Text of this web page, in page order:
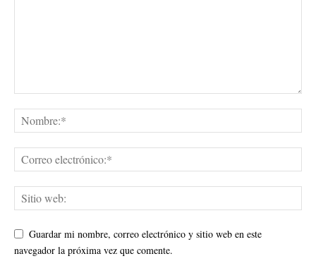
Guardar mi nombre, correo electrónico y sitio web en este
navegador la próxima vez que comente.